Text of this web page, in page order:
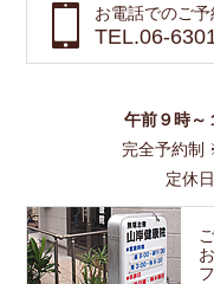
お電話でのご
TEL.06-
午前９時～
完全予約制
定休日